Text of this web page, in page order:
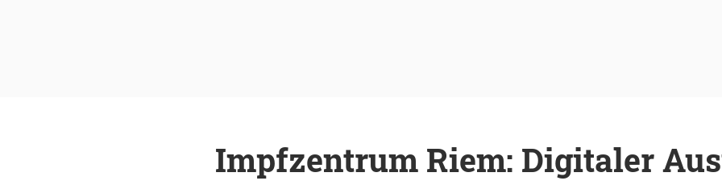
Impfzentrum Riem: Digitaler